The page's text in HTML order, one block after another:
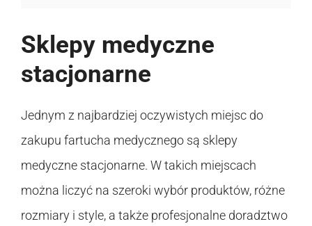
Sklepy medyczne
stacjonarne
Jednym z najbardziej oczywistych miejsc do
zakupu fartucha medycznego są sklepy
medyczne stacjonarne. W takich miejscach
można liczyć na szeroki wybór produktów, różne
rozmiary i style, a także profesjonalne doradztwo